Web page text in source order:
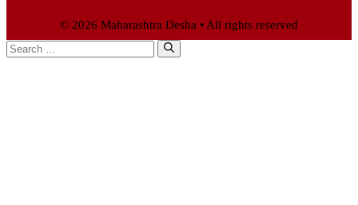
© 2026 Maharashtra Desha • All rights reserved
Search
for: